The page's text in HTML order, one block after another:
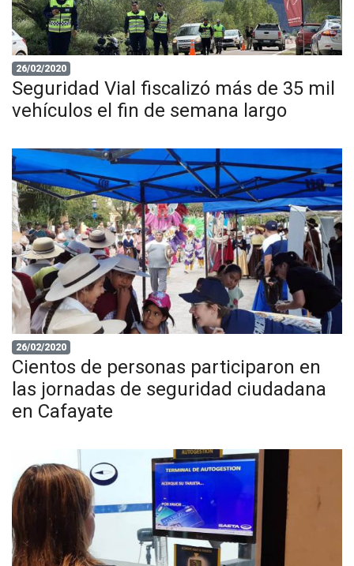
26/02/2020
Seguridad Vial fiscalizó más de 35 mil
vehículos el fin de semana largo
26/02/2020
Cientos de personas participaron en
las jornadas de seguridad ciudadana
en Cafayate